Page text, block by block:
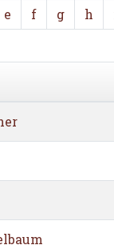
e f g h